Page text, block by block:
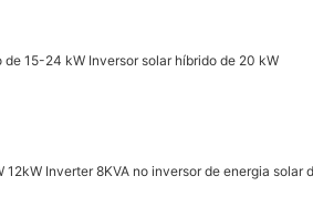
15-24 kW Inversor solar híbrido de 20 kW
Inverter 8KVA no inversor de energia solar